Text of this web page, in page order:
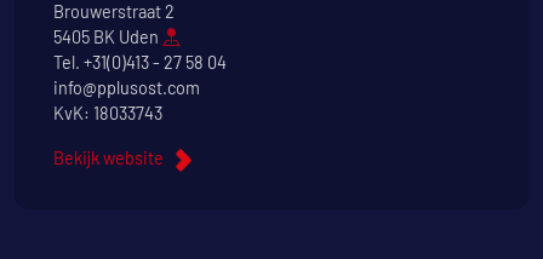
Brouwerstraat 2
5405 BK Uden
Tel. +31(0)413 - 27 58 04
info@pplusost.com
KvK: 18033743
Bekijk website